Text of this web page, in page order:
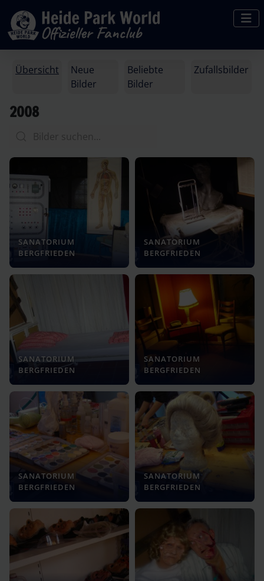
Übersicht
Neue
Bilder
Beliebte
Bilder
Zufallsbilder
2008
SANATORIUM
BERGFRIEDEN
SANATORIUM
BERGFRIEDEN
SANATORIUM
BERGFRIEDEN
SANATORIUM
BERGFRIEDEN
SANATORIUM
BERGFRIEDEN
SANATORIUM
BERGFRIEDEN